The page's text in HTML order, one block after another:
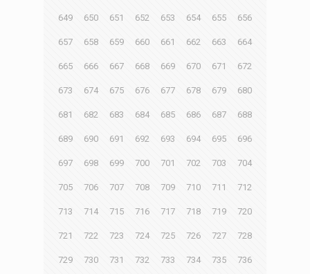
649 650 651 652 653 654 655 656
657 658 659 660 661 662 663 664
665 666 667 668 669 670 671 672
673 674 675 676 677 678 679 680
681 682 683 684 685 686 687 688
689 690 691 692 693 694 695 696
697 698 699 700 701 702 703 704
705 706 707 708 709 710 711 712
713 714 715 716 717 718 719 720
721 722 723 724 725 726 727 728
729 730 731 732 733 734 735 736